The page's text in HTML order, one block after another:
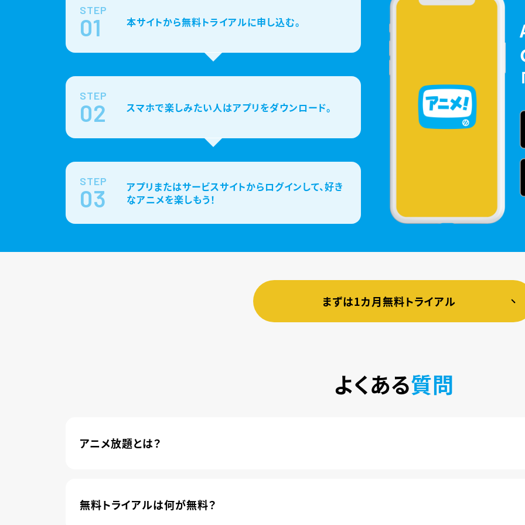
STEP
01 本サイトから無料トライアルに申し込む。
STEP
02 スマホで楽しみたい人はアプリをダウンロード。
STEP
03
アプリまたはサービスサイトからログインして、好き
なアニメを楽しもう！
まずは1カ月無料トライアル
よくある質問
アニメ放題とは？
無料トライアルは何が無料？